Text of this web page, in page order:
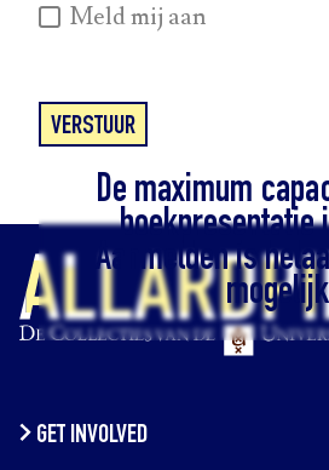
Meld mij aan
VERSTUUR
De maximum
boekpresentatie
Aanmelden is
GET INVOLVED